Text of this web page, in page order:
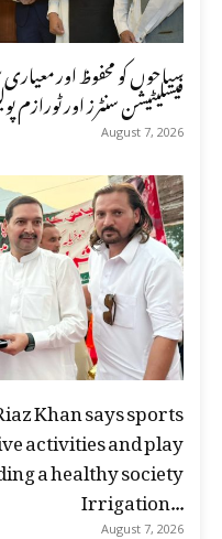
سیاحوں کو محفوظ اور
فیسلیٹیشن سنٹرز اور
August 7, 2026
Khan says sports
activities and play
a healthy society
Irrigation...
August 7, 2026